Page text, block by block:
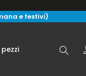
e festivi)
Search